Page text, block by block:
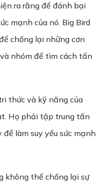
ra rằng để đánh bại
mạnh của nó. Big Bird
chống lại những cơn
nhóm để tìm cách tấn
thức và kỹ năng của
Họ phải tập trung tấn
làm suy yếu sức mạnh
không thể chống lại sự